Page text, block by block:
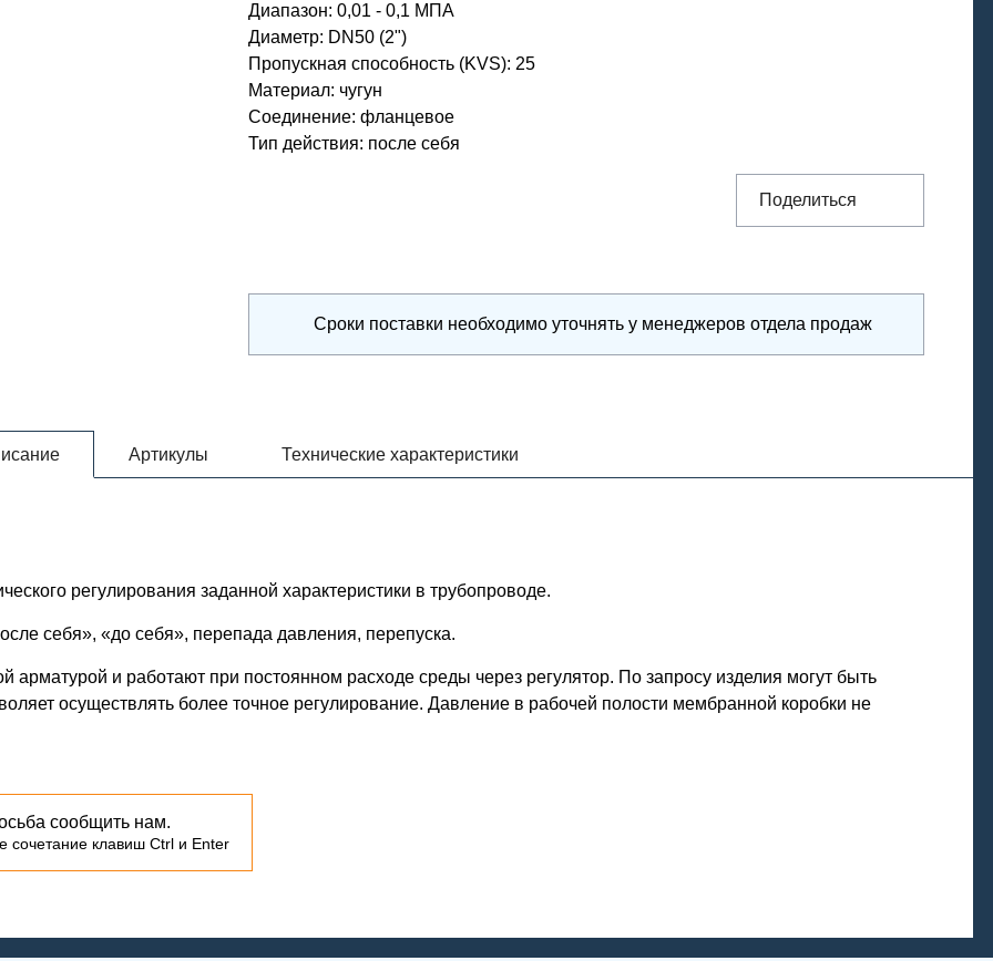
Диапазон: 0,01 - 0,1 МПА
Диаметр: DN50 (2")
Пропускная способность (KVS): 25
Материал: чугун
Соединение: фланцевое
Тип действия: после себя
Поделиться
Сроки поставки необходимо уточнять у менеджеров отдела продаж
Артикулы Технические характеристики
регулирования заданной характеристики в трубопроводе.
себя», «до себя», перепада давления, перепуска.
арматурой и работают при постоянном расходе среды через регулятор. По запросу изделия могут быть
осуществлять более точное регулирование. Давление в рабочей полости мембранной коробки не
сообщить нам.
сочетание клавиш Ctrl и Enter